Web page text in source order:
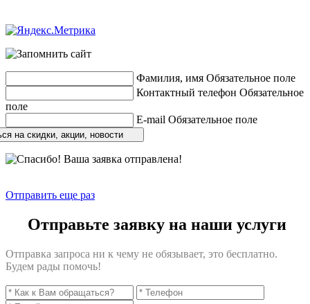
Фамилия, имя Обязательное поле
Контактный телефон Обязательное
поле
E-mail Обязательное поле
на скидки, акции, новости
Отправить еще раз
Отправьте заявку на наши услуги
Отправка запроса ни к чему не обязывает, это бесплатно.
Будем рады помочь!